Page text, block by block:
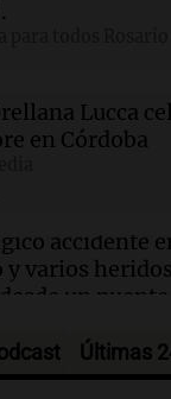
la startup de
cómo nombra
impacto en la
Lucca
en Córdoba
accidente
varios
un puente
en
Últimas